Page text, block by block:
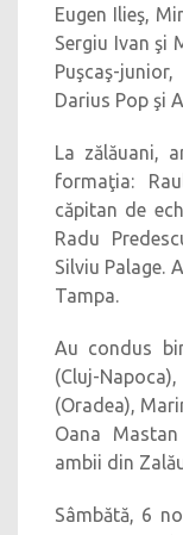
Eugen Ilieş,
Sergiu Ivan şi
Puşcaş-
Darius Pop şi
La zălăuani,
formaţia:
căpitan de
Radu
Silviu Palage.
Tampa.
Au condus
(Cluj-
(Oradea),
Oana
ambii din
Sâmbătă, 6